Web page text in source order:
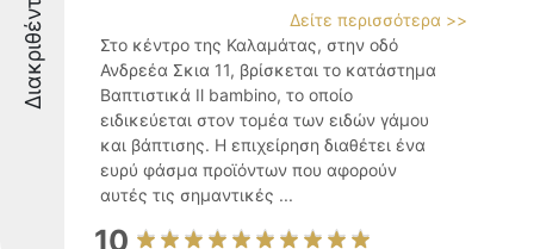
Διακριθέντες
Δείτε περισσότερα >>
Στο κέντρο της Καλαμάτας, στην οδό
Ανδρεέα Σκια 11, βρίσκεται το κατάστημα
Βαπτιστικά Il bambino, το οποίο
ειδικεύεται στον τομέα των ειδών γάμου
και βάπτισης. Η επιχείρηση διαθέτει ένα
ευρύ φάσμα προϊόντων που αφορούν
αυτές τις σημαντικές ...
10